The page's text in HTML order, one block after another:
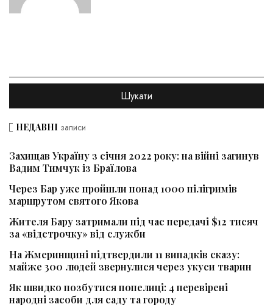
НЕДАВНІ записи
Захищав Україну з січня 2022 року: на війні загинув
Вадим Тимчук із Браїлова
Через Бар уже пройшли понад 1000 пілігримів
маршрутом святого Якова
Жителя Бару затримали під час передачі $12 тисяч
за «відстрочку» від служби
На Жмеринщині підтвердили 11 випадків сказу:
майже 300 людей звернулися через укуси тварин
Як швидко позбутися попелиці: 4 перевірені
народні засоби для саду та городу